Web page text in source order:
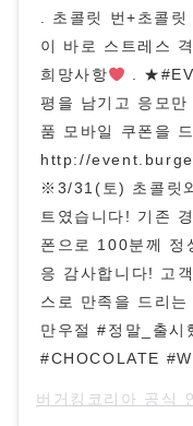
. 초콜릿 번+초콜
이 바로 스트레스
희망사항
.
평을 남기고 응모
품 모바일 쿠폰을
http://
※3/31(토) 초콜릿
트였습니다! 기존
폰으로 100분께 정
응 감사합니다! 고
스로 만족을 드리
만우절 #정말_출
#CHOCOLATE
버거킹코리아 공식